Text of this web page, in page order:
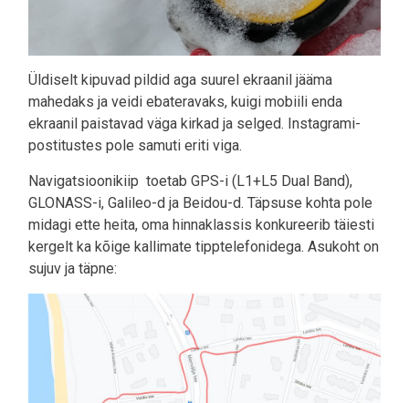
Üldiselt kipuvad pildid aga suurel ekraanil jääma
mahedaks ja veidi ebateravaks, kuigi mobiili enda
ekraanil paistavad väga kirkad ja selged. Instagrami-
postitustes pole samuti eriti viga.
Navigatsioonikiip toetab GPS-i (L1+L5 Dual Band),
GLONASS-i, Galileo-d ja Beidou-d. Täpsuse kohta pole
midagi ette heita, oma hinnaklassis konkureerib täiesti
kergelt ka kõige kallimate tipptelefonidega. Asukoht on
sujuv ja täpne: